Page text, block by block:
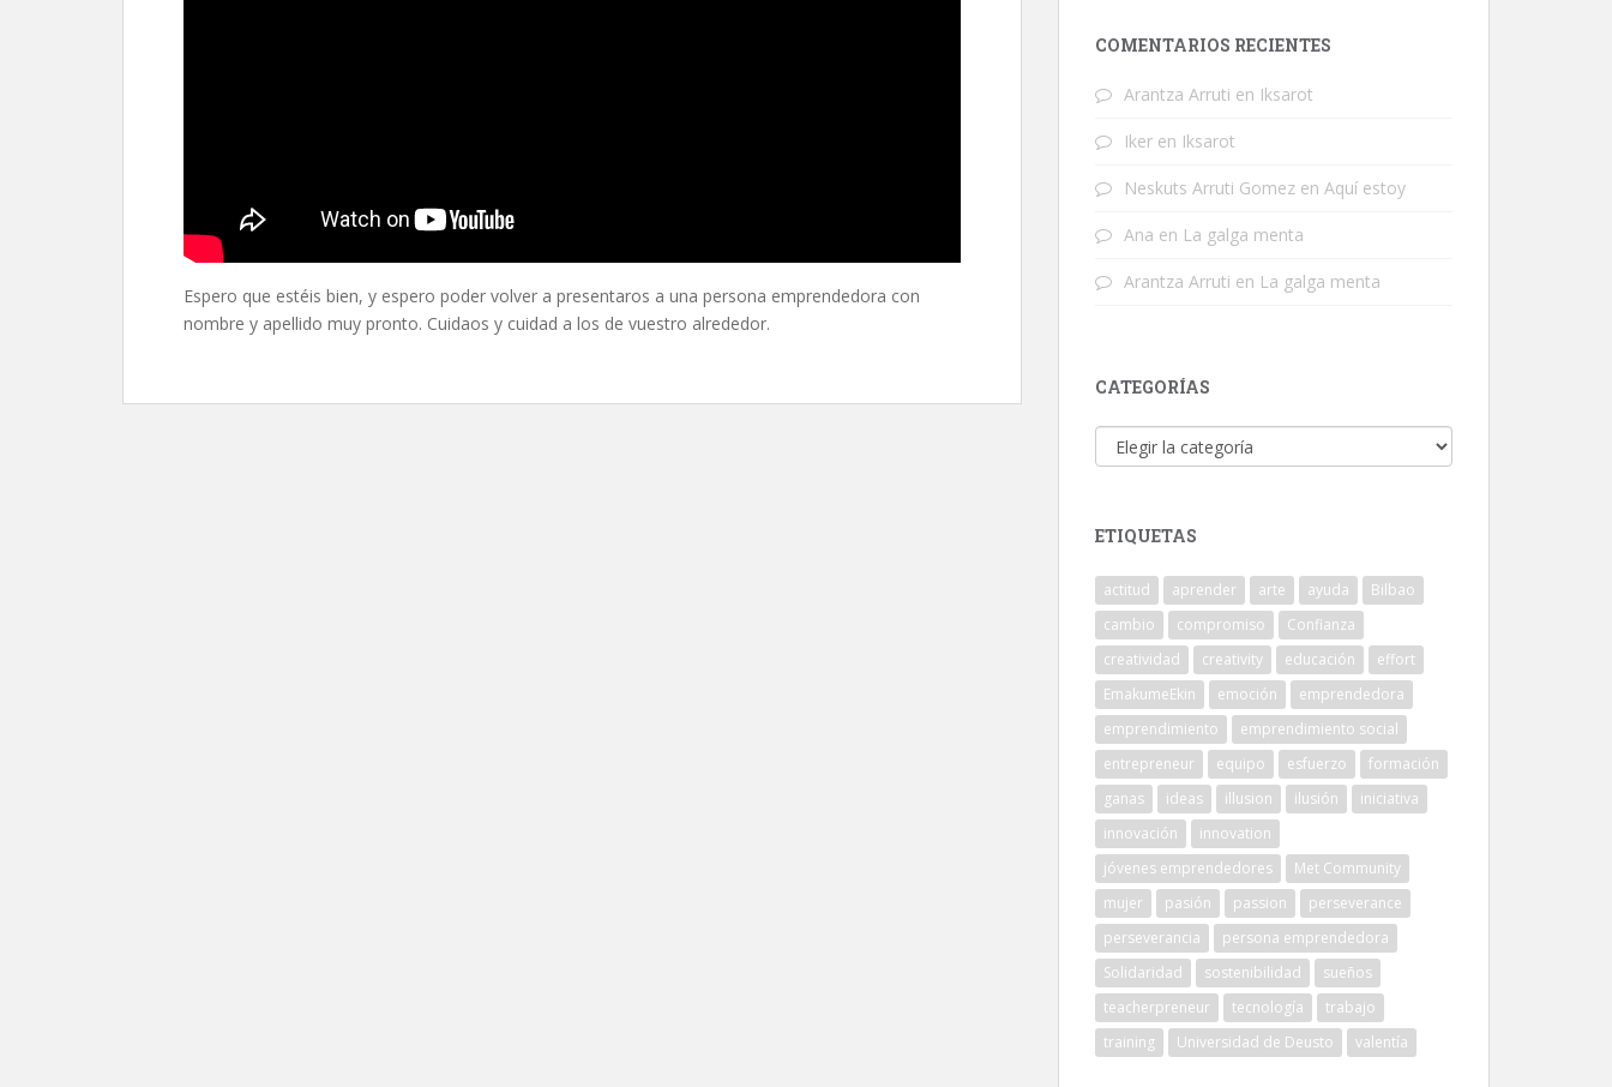
Espero que estéis bien, y espero poder volver a presentaros a una persona emprendedora con
nombre y apellido muy pronto. Cuidaos y cuidad a los de vuestro alrededor.
COMENTARIOS RECIENTES
Arantza Arruti en Iksarot
Iker en Iksarot
Neskuts Arruti Gomez en Aquí estoy
Ana en La galga menta
Arantza Arruti en La galga menta
CATEGORÍAS
Categorías
ETIQUETAS
actitud aprender arte ayuda
Bilbao
cambio
compromiso
Confianza
creatividad
creativity educación
effort
EmakumeEkin
emoción
emprendedora
emprendimiento
emprendimiento social
entrepreneur
equipo esfuerzo
formación
ganas
ideas illusion ilusión
iniciativa
innovación
innovation
jóvenes emprendedores
Met Community
mujer
pasión passion
perseverance
perseverancia
persona emprendedora
Solidaridad
sostenibilidad
sueños
teacherpreneur
tecnología
trabajo
training
Universidad de Deusto valentía